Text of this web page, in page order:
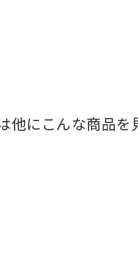
他にこんな商品を